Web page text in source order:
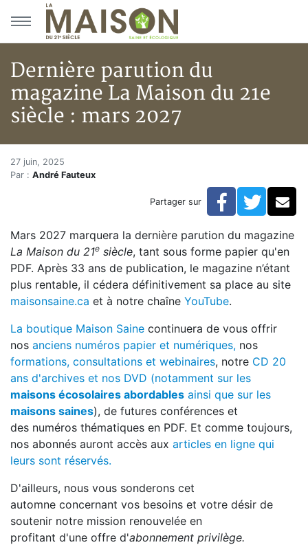
Aller au menu principal
Aller au contenu principal
Dernière parution du
magazine La Maison du 21e
siècle : mars 2027
Accueil
Articles
Dernière parution du magazine La Maison du 21e
Dernière parution du
27 juin, 2025
Par : André Fauteux
Partager sur Facebook
Mars 2027 marquera la dernière parution du magazine
La Maison du 21e siècle, tant sous forme papier qu'en
PDF. Après 33 ans de publication, le magazine n’étant
plus rentable, il cédera définitivement sa place au site
maisonsaine.ca et à notre chaîne YouTube.
La boutique Maison Saine continuera de vous offrir
nos anciens numéros papier et numériques, nos
formations, consultations et webinaires, notre CD 20
ans d'archives et nos DVD (notamment sur les
maisons écosolaires abordables ainsi que sur les
maisons saines), de futures conférences et
des numéros thématiques en PDF. Et comme toujours,
nos abonnés auront accès aux articles en ligne qui
leurs sont réservés.
D'ailleurs, nous vous sonderons cet
automne concernant vos besoins et votre désir de
soutenir notre mission renouvelée en
profitant d'une offre d'abonnement privilège.